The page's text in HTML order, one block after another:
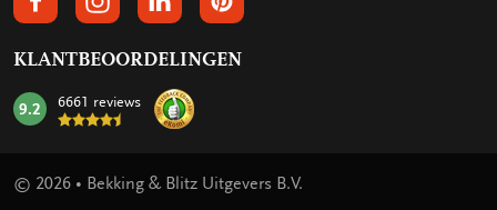
VOLGS ONS OP FACEBOOK
VOLG ONS OP INSTAGRAM
VOLG ONS OP LINKEDIN
VOLG ONS OP PINTEREST
KLANTBEOORDELINGEN
mark:
9.2 6661 reviews
© 2026 • Bekking & Blitz Uitgevers B.V.